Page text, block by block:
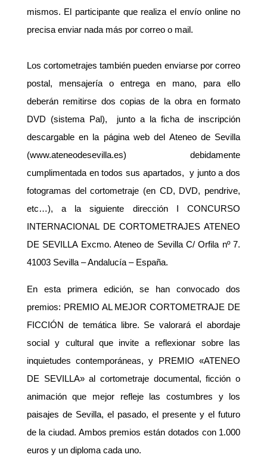
mismos. El participante que realiza el envío online no
precisa enviar nada más por correo o mail.
Los cortometrajes también pueden enviarse por correo
postal, mensajería o entrega en mano, para ello
deberán remitirse dos copias de la obra en formato
DVD (sistema Pal), junto a la ficha de inscripción
descargable en la página web del Ateneo de Sevilla
(www.ateneodesevilla.es) debidamente
cumplimentada en todos sus apartados, y junto a dos
fotogramas del cortometraje (en CD, DVD, pendrive,
etc…), a la siguiente dirección I CONCURSO
INTERNACIONAL DE CORTOMETRAJES ATENEO
DE SEVILLA Excmo. Ateneo de Sevilla C/ Orfila nº 7.
41003 Sevilla – Andalucía – España.
En esta primera edición, se han convocado dos
premios: PREMIO AL MEJOR CORTOMETRAJE DE
FICCIÓN de temática libre. Se valorará el abordaje
social y cultural que invite a reflexionar sobre las
inquietudes contemporáneas, y PREMIO «ATENEO
DE SEVILLA» al cortometraje documental, ficción o
animación que mejor refleje las costumbres y los
paisajes de Sevilla, el pasado, el presente y el futuro
de la ciudad. Ambos premios están dotados con 1.000
euros y un diploma cada uno.